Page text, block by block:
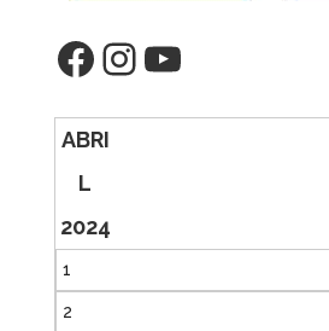
Facebook
Instagram
YouTube
ABRI
L
2024
1
2